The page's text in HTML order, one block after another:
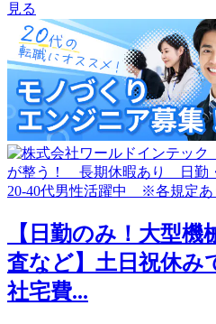
見る
【日勤のみ！大型
査など】土日祝休
社宅費...